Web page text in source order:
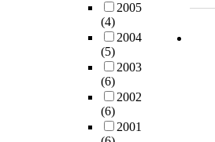
2005
(4)
2004
(5)
2003
(6)
2002
(6)
2001